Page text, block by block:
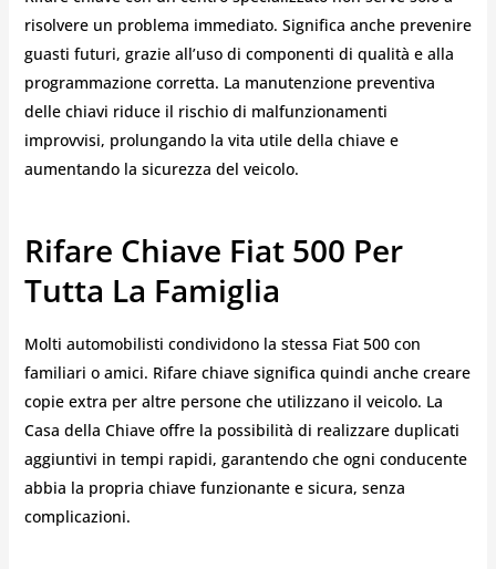
risolvere un problema immediato. Significa anche prevenire
guasti futuri, grazie all’uso di componenti di qualità e alla
programmazione corretta. La manutenzione preventiva
delle chiavi riduce il rischio di malfunzionamenti
improvvisi, prolungando la vita utile della chiave e
aumentando la sicurezza del veicolo.
Rifare Chiave Fiat 500 Per
Tutta La Famiglia
Molti automobilisti condividono la stessa Fiat 500 con
familiari o amici. Rifare chiave significa quindi anche creare
copie extra per altre persone che utilizzano il veicolo. La
Casa della Chiave offre la possibilità di realizzare duplicati
aggiuntivi in tempi rapidi, garantendo che ogni conducente
abbia la propria chiave funzionante e sicura, senza
complicazioni.